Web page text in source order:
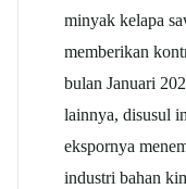
minyak kelapa
memberikan
bulan Januari
lainnya, disusul
ekspornya
industri bahan